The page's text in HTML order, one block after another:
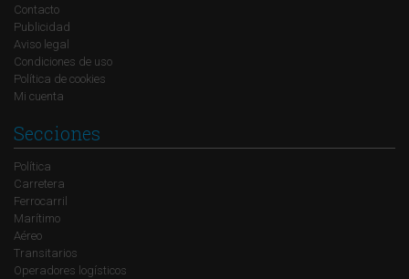
Contacto
Publicidad
Aviso legal
Condiciones de uso
Política de cookies
Mi cuenta
Secciones
Política
Carretera
Ferrocarril
Marítimo
Aéreo
Transitarios
Operadores logísticos